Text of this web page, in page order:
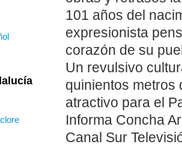
101 años del
expresionista
corazón de su
Un revulsivo
quinientos metros
atractivo para el
Informa Concha
Canal Sur